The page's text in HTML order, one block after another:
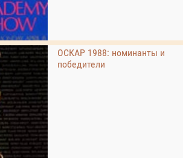
ОСКАР 1988: номинанты и
победители